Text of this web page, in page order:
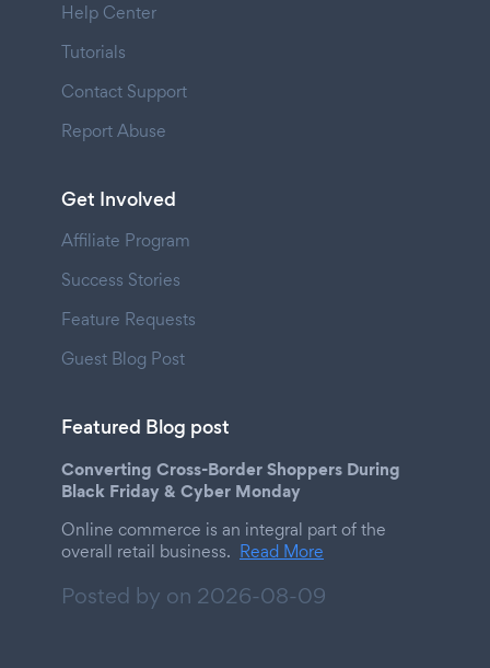
Help Center
Tutorials
Contact Support
Report Abuse
Get Involved
Affiliate Program
Success Stories
Feature Requests
Guest Blog Post
Featured Blog post
Converting Cross-Border Shoppers During
Black Friday & Cyber Monday
Online commerce is an integral part of the
overall retail business. Read More
Posted by on 2026-08-09